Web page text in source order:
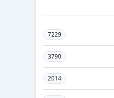
7229
3790
2014